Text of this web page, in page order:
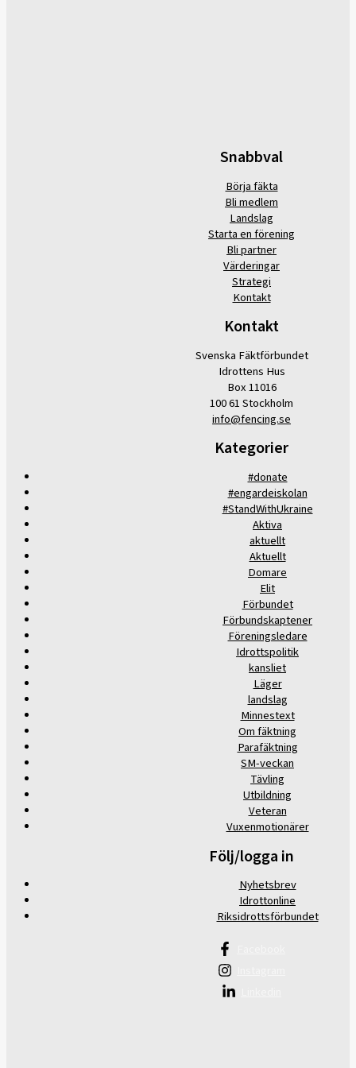
Snabbval
Börja fäkta
Bli medlem
Landslag
Starta en förening
Bli partner
Värderingar
Strategi
Kontakt
Kontakt
Svenska Fäktförbundet
Idrottens Hus
Box 11016
100 61 Stockholm
info@fencing.se
Kategorier
#donate
#engardeiskolan
#StandWithUkraine
Aktiva
aktuellt
Aktuellt
Domare
Elit
Förbundet
Förbundskaptener
Föreningsledare
Idrottspolitik
kansliet
Läger
landslag
Minnestext
Om fäktning
Parafäktning
SM-veckan
Tävling
Utbildning
Veteran
Vuxenmotionärer
Följ/logga in
Nyhetsbrev
Idrottonline
Riksidrottsförbundet